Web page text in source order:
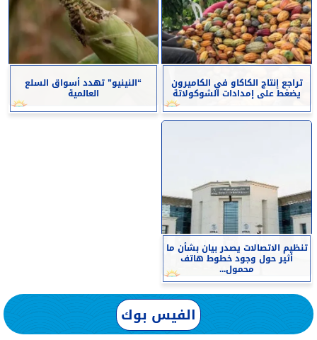
تراجع إنتاج الكاكاو في الكاميرون
يضغط على إمدادات الشوكولاتة
“النينيو” تهدد أسواق السلع
العالمية
تنظيم الاتصالات يصدر بيان بشأن ما
أثير حول وجود خطوط هاتف
محمول...
الفيس بوك